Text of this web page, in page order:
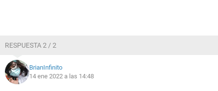
RESPUESTA 2 / 2
BrianInfinito
14 ene 2022 a las 14:48